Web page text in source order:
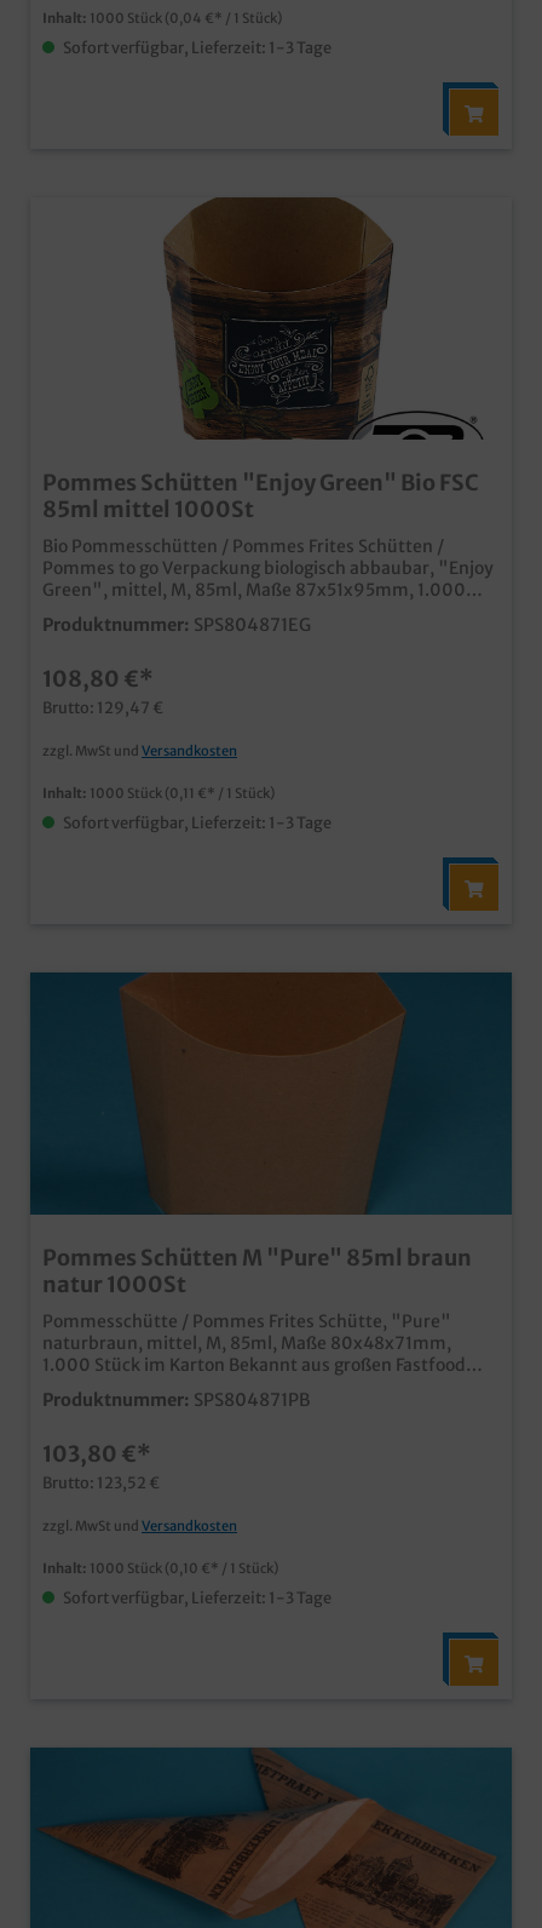
Inhalt: 1000 Stück (0,04 €* / 1 Stück)
Sofort verfügbar, Lieferzeit: 1-3 Tage
Pommes Schütten "Enjoy Green" Bio FSC
85ml mittel 1000St
Bio Pommesschütten / Pommes Frites Schütten /
Pommes to go Verpackung biologisch abbaubar, "Enjoy
Green", mittel, M, 85ml, Maße 87x51x95mm, 1.000
Stück im Karton Bekannt aus großen Fastfood Ketten
für eine mittlere Portion Pommes cooler Vintage Look
kunststofffreie Beschichtung kompostierbar Made in
Germany schon ab 25.000 Stück individuell bedruckbar
Produktnummer: SPS804871EG
108,80 €*
Brutto: 129,47 €
zzgl. MwSt und Versandkosten
Inhalt: 1000 Stück (0,11 €* / 1 Stück)
Sofort verfügbar, Lieferzeit: 1-3 Tage
Pommes Schütten M "Pure" 85ml braun
natur 1000St
Pommesschütte / Pommes Frites Schütte, "Pure"
naturbraun, mittel, M, 85ml, Maße 80x48x71mm,
1.000 Stück im Karton Bekannt aus großen Fastfood
Ketten für eine mittlere Portion Pommes cooler
Ökolook in naturbraun Made in Germany schon ab
Produktnummer: SPS804871PB
103,80 €*
Brutto: 123,52 €
zzgl. MwSt und Versandkosten
Inhalt: 1000 Stück (0,10 €* / 1 Stück)
Sofort verfügbar, Lieferzeit: 1-3 Tage